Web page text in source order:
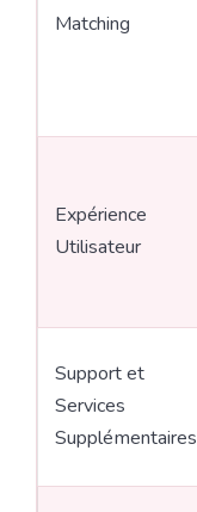
Matching
Expérience
Utilisateur
Support et
Services
Supplémentaires